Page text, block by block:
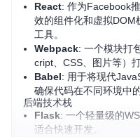
React: 作为Facebook
效的组件化和虚拟DOM
工具。
Webpack: 一个模块打
cript、CSS、图片等）
Babel: 用于将现代
确保代码在不同环境中
后端技术栈
Flask: 一个轻量级的
适合快速开发。